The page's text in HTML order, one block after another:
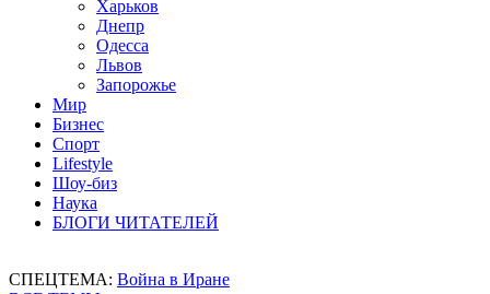
Харьков
Днепр
Одесса
Львов
Запорожье
Мир
Бизнес
Спорт
Lifestyle
Шоу-биз
Наука
БЛОГИ ЧИТАТЕЛЕЙ
СПЕЦТЕМА: Война в Иране